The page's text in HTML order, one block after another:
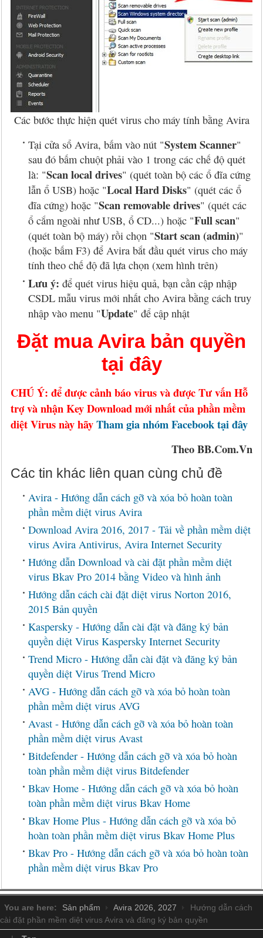
Các bước thực hiện quét virus cho máy tính bằng Avira
Tại cửa sổ Avira, bấm vào nút "System Scanner"
sau đó bấm chuột phải vào 1 trong các chế độ quét
là: "Scan local drives" (quét toàn bộ các ổ đĩa cứng
lẫn ổ USB) hoặc "Local Hard Disks" (quét các ổ
đĩa cứng) hoặc "Scan removable drives" (quét các
ổ cắm ngoài như USB, ổ CD...) hoặc "Full scan"
(quét toàn bộ máy) rồi chọn "Start scan (admin)"
(hoặc bấm F3) để Avira bắt đầu quét virus cho máy
tính theo chế độ đã lựa chọn (xem hình trên)
Lưu ý: để quét virus hiệu quả, bạn cần cập nhập
CSDL mẫu virus mới nhất cho Avira bằng cách truy
nhập vào menu "Update" để cập nhật
Đặt mua Avira bản quyền
tại đây
CHÚ Ý: để được cảnh báo virus và được Tư vấn Hỗ
trợ và nhận Key Download mới nhất của phần mềm
diệt Virus này hãyTham gia nhóm Facebook tại đây
Theo BB.Com.Vn
Các tin khác liên quan cùng chủ đề
Avira - Hướng dẫn cách gỡ và xóa bỏ hoàn toàn
phần mềm diệt virus Avira
Download Avira 2016, 2017 - Tải về phần mềm diệt
virus Avira Antivirus, Avira Internet Security
Hướng dẫn Download và cài đặt phần mềm diệt
virus Bkav Pro 2014 bằng Video và hình ảnh
Hướng dẫn cách cài đặt diệt virus Norton 2016,
2015 Bản quyền
Kaspersky - Hướng dẫn cài đặt và đăng ký bản
quyền diệt Virus Kaspersky Internet Security
Trend Micro - Hướng dẫn cài đặt và đăng ký bản
quyền diệt Virus Trend Micro
AVG - Hướng dẫn cách gỡ và xóa bỏ hoàn toàn
phần mềm diệt virus AVG
Avast - Hướng dẫn cách gỡ và xóa bỏ hoàn toàn
phần mềm diệt virus Avast
Bitdefender - Hướng dẫn cách gỡ và xóa bỏ hoàn
toàn phần mềm diệt virus Bitdefender
Bkav Home - Hướng dẫn cách gỡ và xóa bỏ hoàn
toàn phần mềm diệt virus Bkav Home
Bkav Home Plus - Hướng dẫn cách gỡ và xóa bỏ
hoàn toàn phần mềm diệt virus Bkav Home Plus
Bkav Pro - Hướng dẫn cách gỡ và xóa bỏ hoàn toàn
phần mềm diệt virus Bkav Pro
You are here: Sản phẩm Avira 2026, 2027
Hướng dẫn cách
cài đặt phần mềm diệt virus Avira và đăng ký bản quyền